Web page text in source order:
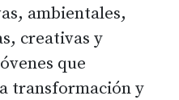
ambientales,
creativas y
que
transformación y